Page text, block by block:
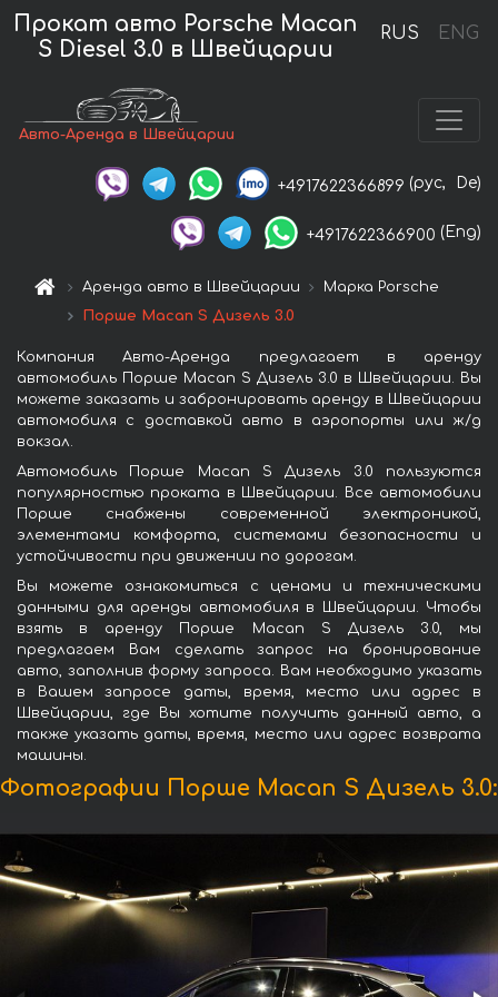
RUS ENG
Прокат авто Porsche Macan
S Diesel 3.0 в Швейцарии
Авто-Аренда в Швейцарии
+4917622366899 (рус, De)
+4917622366900 (Eng)
Аренда авто в Швейцарии
Марка Porsche
Порше Macan S Дизель 3.0
Компания Авто-Аренда предлагает в аренду
автомобиль Порше Macan S Дизель 3.0 в Швейцарии. Вы
можете заказать и забронировать аренду в Швейцарии
автомобиля с доставкой авто в аэропорты или ж/д
вокзал.
Автомобиль Порше Macan S Дизель 3.0 пользуются
популярностью проката в Швейцарии. Все автомобили
Порше снабжены современной электроникой,
элементами комфорта, системами безопасности и
устойчивости при движении по дорогам.
Вы можете ознакомиться с ценами и техническими
данными для аренды автомобиля в Швейцарии. Чтобы
взять в аренду Порше Macan S Дизель 3.0, мы
предлагаем Вам сделать запрос на бронирование
авто, заполнив форму запроса. Вам необходимо указать
в Вашем запросе даты, время, место или адрес в
Швейцарии, где Вы хотите получить данный авто, а
также указать даты, время, место или адрес возврата
машины.
Фотографии Порше Macan S Дизель 3.0: